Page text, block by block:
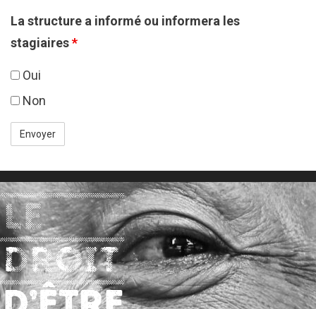
La structure a informé ou informera les
stagiaires*
Oui
Non